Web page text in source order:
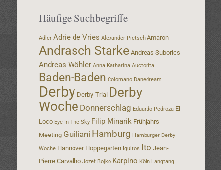
Häufige Suchbegriffe
Adler Adrie de Vries Alexander Pietsch Amaron
Andrasch Starke Andreas Suborics
Andreas Wöhler Anna Katharina Auctorita
Baden-Baden Colomano Danedream
Derby Derby-Trial Derby
Woche Donnerschlag Eduardo Pedroza El
Loco Eye In The Sky Filip Minarik Frühjahrs-
Meeting Guiliani Hamburg Hamburger Derby
Woche Hannover Hoppegarten Iquitos Ito Jean-
Pierre Carvalho Jozef Bojko Karpino Köln Langtang